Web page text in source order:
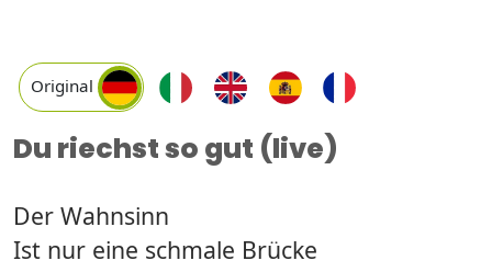
Original
Du riechst so gut (live)
Der Wahnsinn
Ist nur eine schmale Brücke